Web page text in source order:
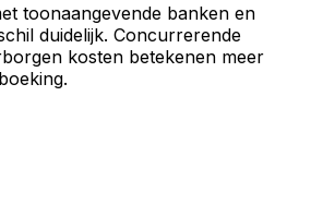
toonaangevende banken en
duidelijk. Concurrerende
kosten betekenen meer